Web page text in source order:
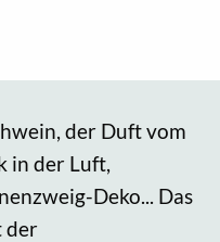
der Duft vom
in der Luft,
Deko... Das
der